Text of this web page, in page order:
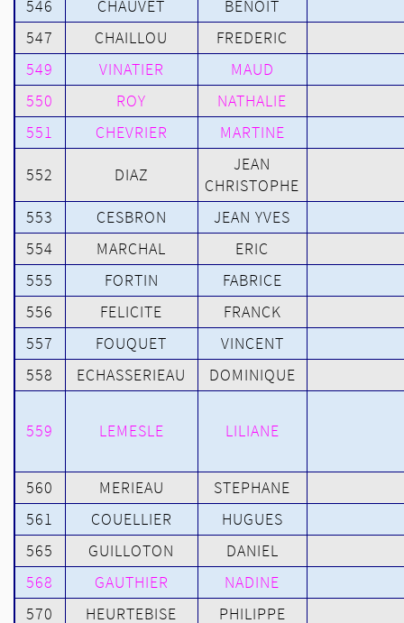
546
CHAUVET
BENOIT
547
CHAILLOU
FREDERIC
549
VINATIER
MAUD
550
ROY
NATHALIE
551
CHEVRIER MARTINE
552 DIAZ
JEAN
CHRISTOPHE
553
CESBRON
JEAN YVES
554
MARCHAL
ERIC
555
FORTIN
FABRICE
556
FELICITE
FRANCK
557
FOUQUET
VINCENT
558
ECHASSERIEAU DOMINIQUE
559 LEMESLE LILIANE
560 MERIEAU
STEPHANE
561
COUELLIER
HUGUES
565
GUILLOTON
DANIEL
568
GAUTHIER
NADINE
570
HEURTEBISE PHILIPPE